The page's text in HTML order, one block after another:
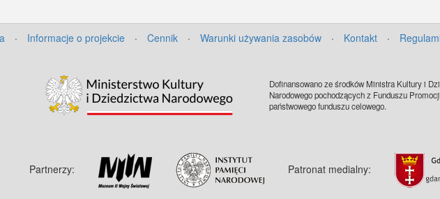
· Informacje o projekcie · Cennik · Warunki używania zasobów · Kontakt ·
Dofinansowano ze środków Ministra Kultury i
Narodowego pochodzących z Funduszu
państwowego funduszu celowego.
Partnerzy: Patronat medialny: